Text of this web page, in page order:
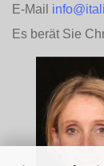
E-Mail
Es berät Sie